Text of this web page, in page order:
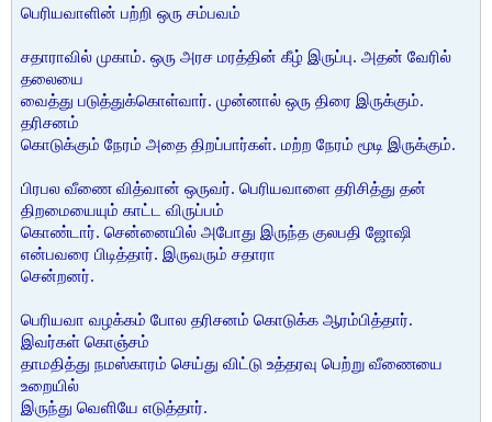
பெரியவாளின் பற்றி ஒரு சம்பவம்
சதாராவில் முகாம். ஒரு அரச மரத்தின் கீழ் இருப்பு. அதன் வேரில்
தலையை
வைத்து படுத்துக்கொள்வார். முன்னால் ஒரு திரை இருக்கும்.
தரிசனம்
கொடுக்கும் நேரம் அதை திறப்பார்கள். மற்ற நேரம் மூடி இருக்கும்.
பிரபல வீணை வித்வான் ஒருவர். பெரியவாளை தரிசித்து தன்
திறமையையும் காட்ட விருப்பம்
கொண்டார். சென்னையில் அபோது இருந்த குலபதி ஜோஷி
என்பவரை பிடித்தார். இருவரும் சதாரா
சென்றனர்.
பெரியவா வழக்கம் போல தரிசனம் கொடுக்க ஆரம்பித்தார்.
இவர்கள் கொஞ்சம்
தாமதித்து நமஸ்காரம் செய்து விட்டு உத்தரவு பெற்று வீணையை
உறையில்
இருந்து வெளியே எடுத்தார்.